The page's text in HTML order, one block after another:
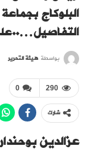
البلوكاج
بواسطة هيئة التحرير
0 290
شارك
عزالدين